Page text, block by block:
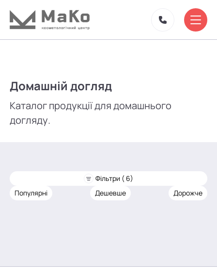
Домашній догляд
Каталог продукції для домашнього
догляду.
Фільтри ( 6)
Популярні
Дешевше Дорожче